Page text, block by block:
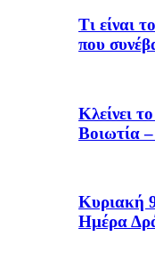
Τι είναι
που
Κλείνει
Βοιωτία
Κυριακή
Ημέρα